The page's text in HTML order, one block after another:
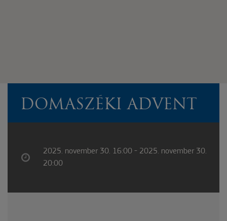
DOMASZÉKI ADVENT
2025. november 30. 16:00 - 2025. november 30.
20:00